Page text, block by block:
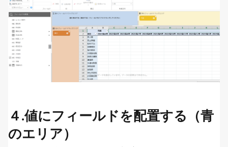
４.値にフィールドを配置する（青
のエリア）